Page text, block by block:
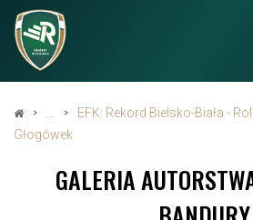
EFK: Rekord Bielsko-Biała -
Głogówek
GALERIA